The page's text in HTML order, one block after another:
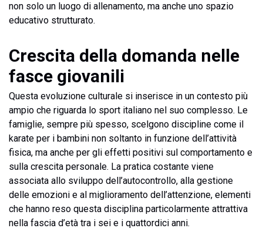
non solo un luogo di allenamento, ma anche uno spazio
educativo strutturato.
Crescita della domanda nelle
fasce giovanili
Questa evoluzione culturale si inserisce in un contesto più
ampio che riguarda lo sport italiano nel suo complesso. Le
famiglie, sempre più spesso, scelgono discipline come il
karate per i bambini non soltanto in funzione dell’attività
fisica, ma anche per gli effetti positivi sul comportamento e
sulla crescita personale. La pratica costante viene
associata allo sviluppo dell’autocontrollo, alla gestione
delle emozioni e al miglioramento dell’attenzione, elementi
che hanno reso questa disciplina particolarmente attrattiva
nella fascia d’età tra i sei e i quattordici anni.